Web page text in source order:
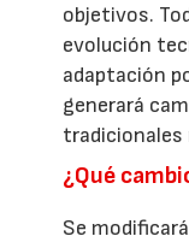
objetivos.
evolución
adaptación
generará
tradicionales
¿Qué
Se